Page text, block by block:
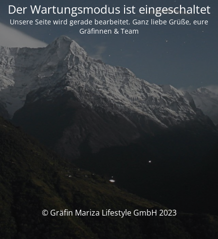
Der Wartungsmodus ist eingeschaltet
Unsere Seite wird gerade bearbeitet. Ganz liebe Grüße, eure
Gräfinnen & Team
© Gräfin Mariza Lifestyle GmbH 2023